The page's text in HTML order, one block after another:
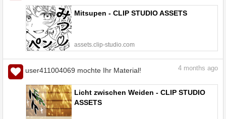
Mitsupen - CLIP STUDIO ASSETS
assets.clip-studio.com
user411004069 mochte Ihr Material! 4 months ago
Licht zwischen Weiden - CLIP STUDIO
ASSETS